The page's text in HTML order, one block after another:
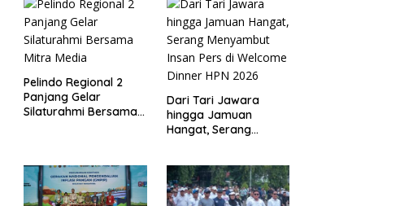
Pelindo Regional 2
Panjang Gelar
Silaturahmi Bersama
Dari Tari Jawara
hingga Jamuan
Hangat, Serang
HPN 2026